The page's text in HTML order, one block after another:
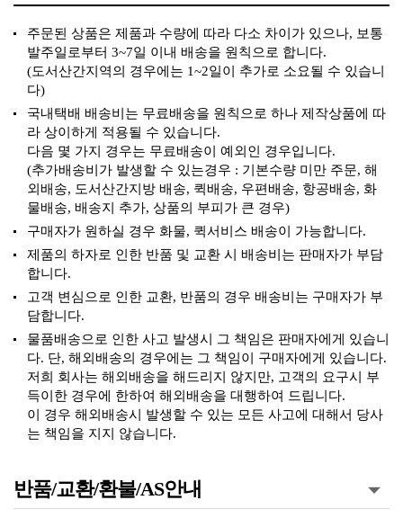
주문된 상품은 제품과 수량에 따라 다소 차이가 있으나, 보통
발주일로부터 3~7일 이내 배송을 원칙으로 합니다.
(도서산간지역의 경우에는 1~2일이 추가로 소요될 수 있습니
다)
국내택배 배송비는 무료배송을 원칙으로 하나 제작상품에 따
라 상이하게 적용될 수 있습니다.
다음 몇 가지 경우는 무료배송이 예외인 경우입니다.
(추가배송비가 발생할 수 있는경우 : 기본수량 미만 주문, 해
외배송, 도서산간지방 배송, 퀵배송, 우편배송, 항공배송, 화
물배송, 배송지 추가, 상품의 부피가 큰 경우)
구매자가 원하실 경우 화물, 퀵서비스 배송이 가능합니다.
제품의 하자로 인한 반품 및 교환 시 배송비는 판매자가 부담
합니다.
고객 변심으로 인한 교환, 반품의 경우 배송비는 구매자가 부
담합니다.
물품배송으로 인한 사고 발생시 그 책임은 판매자에게 있습니
다. 단, 해외배송의 경우에는 그 책임이 구매자에게 있습니다.
저희 회사는 해외배송을 해드리지 않지만, 고객의 요구시 부
득이한 경우에 한하여 해외배송을 대행하여 드립니다.
이 경우 해외배송시 발생할 수 있는 모든 사고에 대해서 당사
는 책임을 지지 않습니다.
반품/교환/환불/AS안내